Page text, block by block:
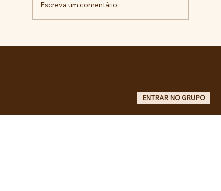
Escreva um comentário
ENTRAR NO GRUPO